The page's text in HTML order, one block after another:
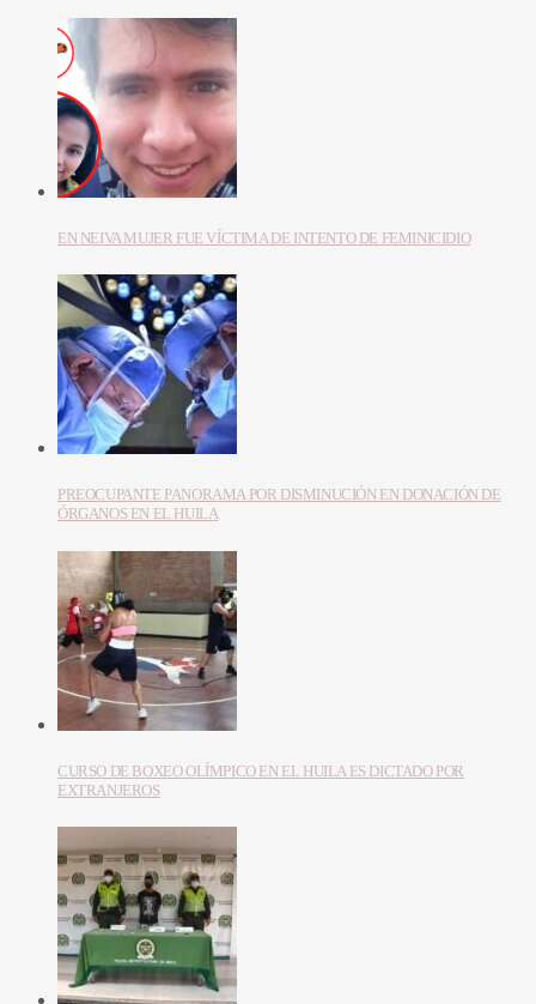
EN NEIVA MUJER FUE VÍCTIMA DE INTENTO DE FEMINICIDIO
PREOCUPANTE PANORAMA POR DISMINUCIÓN EN DONACIÓN DE
ÓRGANOS EN EL HUILA
CURSO DE BOXEO OLÍMPICO EN EL HUILA ES DICTADO POR
EXTRANJEROS